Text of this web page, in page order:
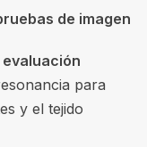
de imagen
evaluación
para
y el tejido